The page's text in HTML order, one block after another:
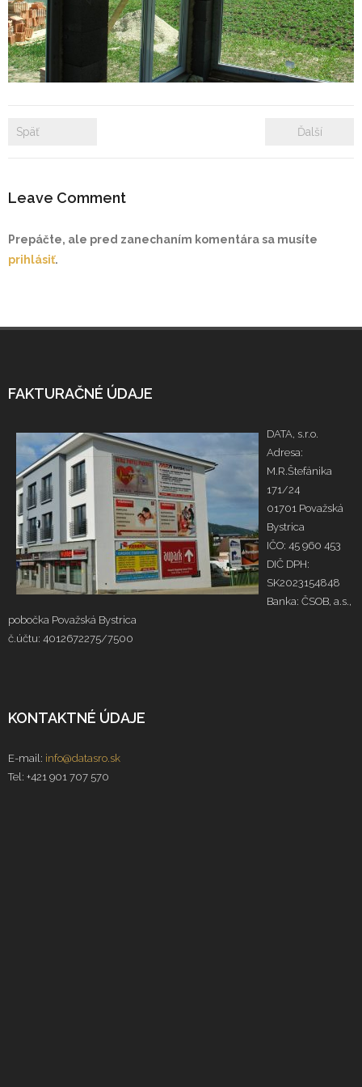
- Zámkové dlažby
- Rekonštrukcie bytových a nebytových priestorov
Späť Ďalší
Leave Comment
Prepáčte, ale pred zanechaním komentára sa musíte
prihlásiť.
FAKTURAČNÉ ÚDAJE
DATA, s.r.o.
Adresa:
M.R.Štefánika
171/24
01701 Považská
Bystrica
IČO: 45 960 453
DIČ DPH:
SK2023154848
Banka: ČSOB, a.s.,
pobočka Považská Bystrica
č.účtu: 4012672275/7500
KONTAKTNÉ ÚDAJE
E-mail: info@datasro.sk
Tel: +421 901 707 570